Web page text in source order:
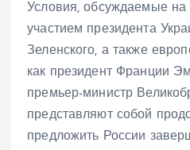
Условия, обсуждаемые на
участием президента
Зеленского, а также
как президент Франции
премьер-министр
представляют собой
предложить России